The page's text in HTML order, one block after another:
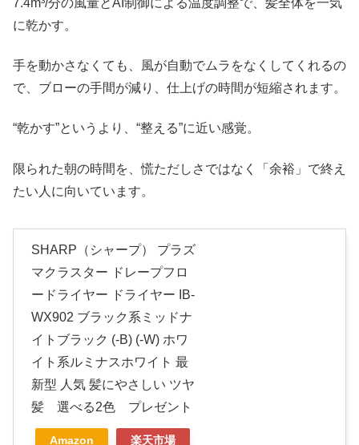
に乾かす。
手を動かさなくても、風が自動でムラをなくしてくれるの
で、ブローの手間が減り、仕上げの時間が短縮されます。
“乾かす”というより、“整える”に近い感覚。
限られた朝の時間を、慌ただしさではなく「余裕」で終え
たい人に向いています。
SHARP（シャープ） プラズ
マクラスター ドレープフロ
ードライヤー ドライヤー IB-
WX902 ブラック系ミッドナ
イトブラック (-B) (-W) ホワ
イト系ルミナスホワイト 最
新型 人気 髪にやさしい ツヤ
髪 選べる2色 プレゼント
Amazon 楽天市場